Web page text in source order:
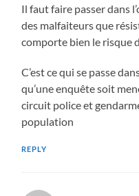
Il faut faire passer dans
des malfaiteurs que
comporte bien le risque
C’est ce qui se passe
qu’une enquête soit
circuit police et
population
REPLY